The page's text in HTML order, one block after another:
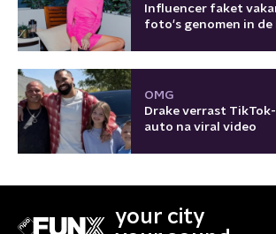
Influencer faket
foto's genomen in de
OMG
Drake verrast
auto na viral video
your city